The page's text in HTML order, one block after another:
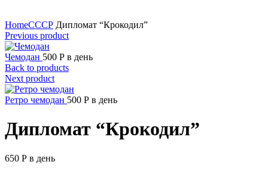
HomeСССР Дипломат “Крокодил”
Previous product
Чемодан 500 Р в день
Back to products
Next product
Ретро чемодан 500 Р в день
Дипломат “Крокодил”
650 Р в день